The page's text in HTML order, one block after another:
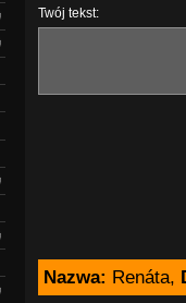
Twój tekst:
Nazwa: Renáta,